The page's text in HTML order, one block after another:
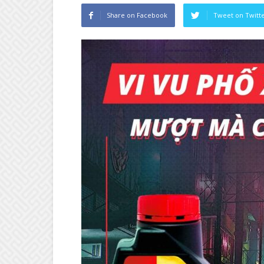
Share on Facebook Tweet on